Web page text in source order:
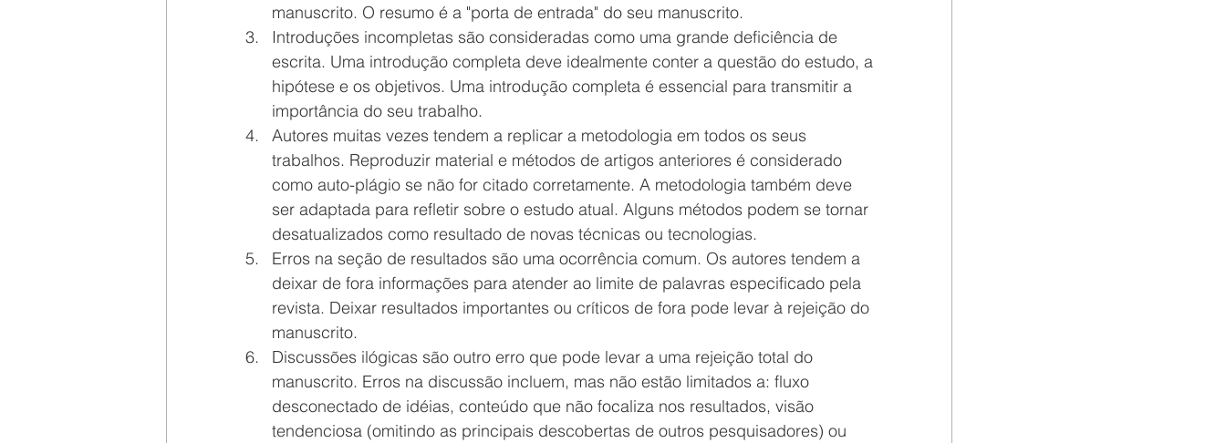
manuscrito. O resumo é a "porta de entrada" do seu manuscrito.
Introduções incompletas são consideradas como uma grande deficiência de
escrita. Uma introdução completa deve idealmente conter a questão do estudo, a
hipótese e os objetivos. Uma introdução completa é essencial para transmitir a
importância do seu trabalho.
Autores muitas vezes tendem a replicar a metodologia em todos os seus
trabalhos. Reproduzir material e métodos de artigos anteriores é considerado
como auto-plágio se não for citado corretamente. A metodologia também deve
ser adaptada para refletir sobre o estudo atual. Alguns métodos podem se tornar
desatualizados como resultado de novas técnicas ou tecnologias.
Erros na seção de resultados são uma ocorrência comum. Os autores tendem a
deixar de fora informações para atender ao limite de palavras especificado pela
revista. Deixar resultados importantes ou críticos de fora pode levar à rejeição do
manuscrito.
Discussões ilógicas são outro erro que pode levar a uma rejeição total do
manuscrito. Erros na discussão incluem, mas não estão limitados a: fluxo
desconectado de idéias, conteúdo que não focaliza nos resultados, visão
tendenciosa (omitindo as principais descobertas de outros pesquisadores) ou